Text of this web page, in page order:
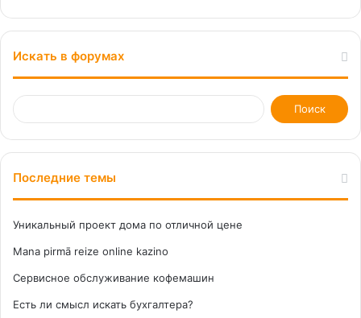
Искать в форумах
Последние темы
Уникальный проект дома по отличной цене
Mana pirmā reize online kazino
Сервисное обслуживание кофемашин
Есть ли смысл искать бухгалтера?